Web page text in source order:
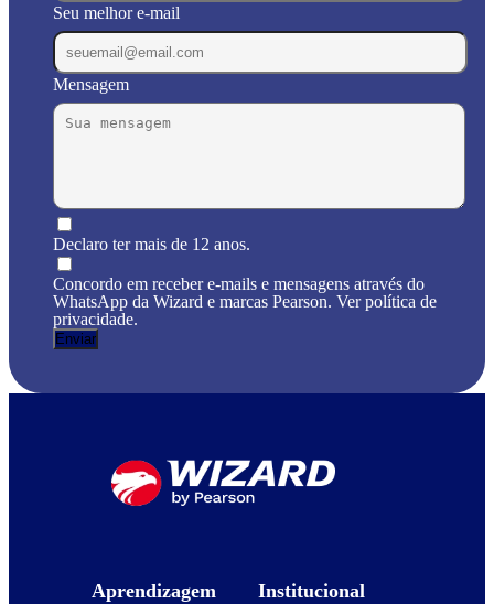
Seu melhor e-mail
Mensagem
Declaro ter mais de 12 anos.
Concordo em receber e-mails e mensagens através do
WhatsApp da Wizard e marcas Pearson. Ver política de
privacidade.
Aprendizagem Institucional